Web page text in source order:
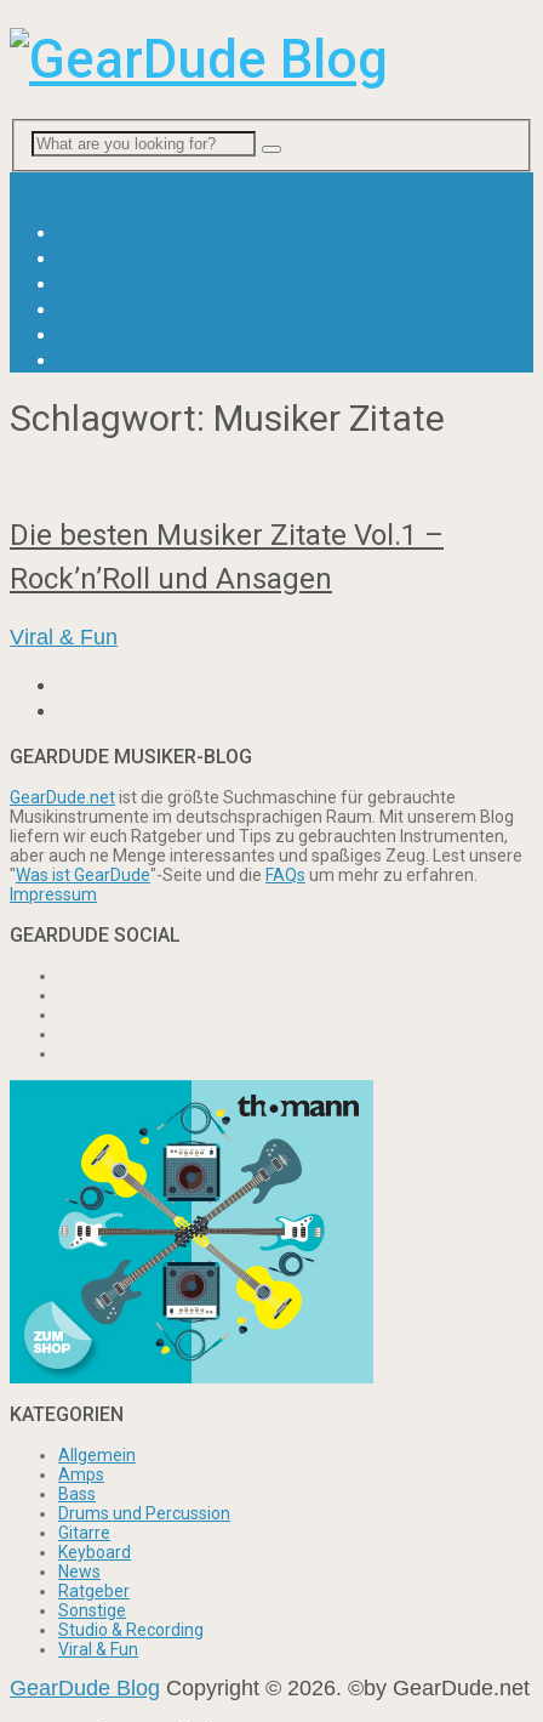
Schlagwort: Musiker Zitate
Die besten Musiker Zitate Vol.1 –
Rock’n’Roll und Ansagen
Viral & Fun
GEARDUDE MUSIKER-BLOG
GearDude.netist die größte Suchmaschine für gebrauchte
Musikinstrumente im deutschsprachigen Raum. Mit unserem Blog
liefern wir euch Ratgeber und Tips zu gebrauchten Instrumenten,
aber auch ne Menge interessantes und spaßiges Zeug. Lest unsere
"Was ist GearDude"-Seite und die FAQs um mehr zu erfahren.
Impressum
GEARDUDE SOCIAL
KATEGORIEN
Allgemein
Amps
Bass
Drums und Percussion
Gitarre
Keyboard
News
Ratgeber
Sonstige
Studio & Recording
Viral & Fun
GearDude Blog Copyright © 2026. ©by GearDude.net